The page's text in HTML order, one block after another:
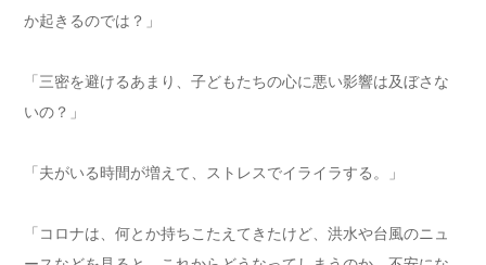
か起きるのでは？」
「三密を避けるあまり、子どもたちの心に悪い影響は及ぼさな
いの？」
「夫がいる時間が増えて、ストレスでイライラする。」
「コロナは、何とか持ちこたえてきたけど、洪水や台風のニュ